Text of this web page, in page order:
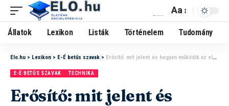
Aa
Állatok Lexikon Listák Történelem Tudomány
Elo.hu > Lexikon > E-É betűs szavak > Erősítő: mit jelent és hogyan működik az elektronikában?
E-É BETŰS SZAVAK TECHNIKA
Erősítő: mit jelent és